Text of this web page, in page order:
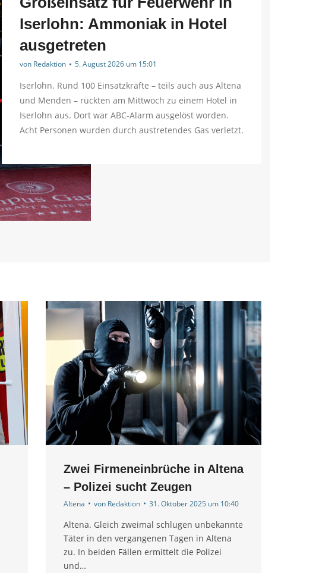
Iserlohn: Ammoniak in Hotel
ausgetreten
von Redaktion 5. August 2026 um 15:01
Iserlohn. Rund 100 Einsatzkräfte – teils auch aus Altena
und Menden – rückten am Mittwoch zu einem Hotel in
Iserlohn aus. Dort war ABC-Alarm ausgelöst worden.
Acht Personen wurden durch austretendes Gas verletzt.
Zwei Firmeneinbrüche in Altena
– Polizei sucht Zeugen
Altena von Redaktion 31. Oktober 2025 um 10:40
Altena. Gleich zweimal schlugen unbekannte
Täter in den vergangenen Tagen in Altena
zu. In beiden Fällen ermittelt die Polizei
und…